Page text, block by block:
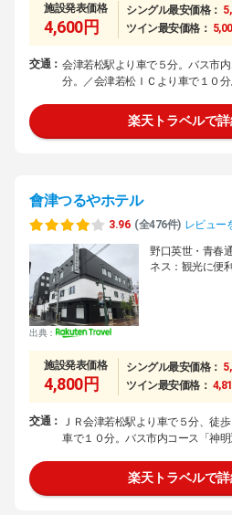
施設発表価格
4,600円
シングル最安価格：
ツイン最安価格：
交通： 会津若松駅より車で５分。バス市
分。／会津若松ＩＣより車で１０分
楽天トラベルで
會津つるやホテル
3.96 (全476件) レビュー
出典：
野口英世・青春
ネス：観光に便
施設発表価格
4,800円
シングル最安価格：
ツイン最安価格：
交通：
ＪＲ会津若松駅より車で５分、徒
車で１０分。バス市内コース「神
楽天トラベルで